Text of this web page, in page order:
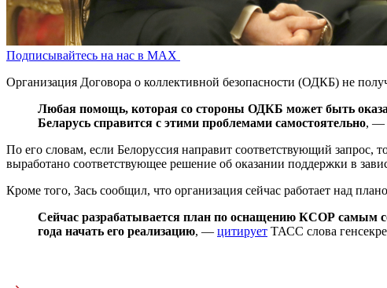
Подписывайтесь на нас в MAX
Организация Договора о коллективной безопасности (ОДКБ) не
Любая помощь, которая со стороны ОДКБ может быть
Беларусь справится с этими проблемами самостоятельно, —
По его словам, если Белоруссия направит соответствующий запрос,
выработано соответствующее решение об оказании поддержки в
Кроме того, Зась сообщил, что организация сейчас работает над
Сейчас разрабатывается план по оснащению КСОР самым
года начать его реализацию, — цитирует ТАСС слова